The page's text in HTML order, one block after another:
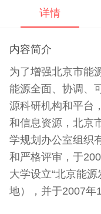
详情
内容简介
为了增强北京市能
能源全面、协调、
源科研机构和平台
和信息资源，北京
学规划办公室组织
和严格评审，于
大学设立“北京能
地），并于2007年
能源领域*省部级